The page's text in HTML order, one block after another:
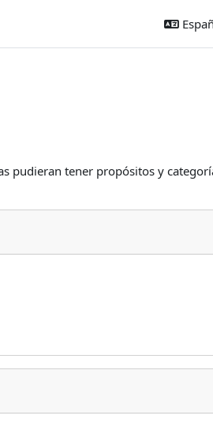
pudieran tener propósitos y